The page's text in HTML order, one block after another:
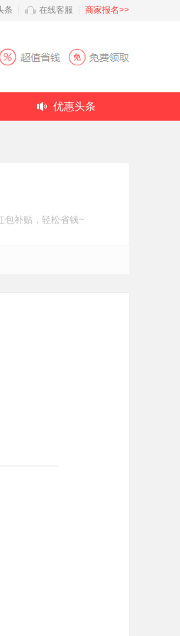
条 在线客服 商家报名>>
优惠头条
包补贴 ，轻松省钱~